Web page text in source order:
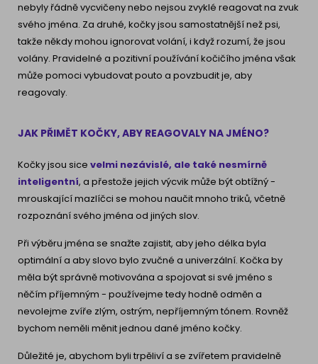
nebyly řádně vycvičeny nebo nejsou zvyklé reagovat na zvuk
svého jména. Za druhé, kočky jsou samostatnější než psi,
takže někdy mohou ignorovat volání, i když rozumí, že jsou
volány. Pravidelné a pozitivní používání kočičího jména však
může pomoci vybudovat pouto a povzbudit je, aby
reagovaly.
JAK PŘIMĚT KOČKY, ABY REAGOVALY NA JMÉNO?
Kočky jsou sice velmi nezávislé, ale také nesmírně
inteligentní, a přestože jejich výcvik může být obtížný -
mrouskající mazlíčci se mohou naučit mnoho triků, včetně
rozpoznání svého jména od jiných slov.
Při výběru jména se snažte zajistit, aby jeho délka byla
optimální a aby slovo bylo zvučné a univerzální. Kočka by
měla být správně motivována a spojovat si své jméno s
něčím příjemným - používejme tedy hodně odměn a
nevolejme zvíře zlým, ostrým, nepříjemným tónem. Rovněž
bychom neměli měnit jednou dané jméno kočky.
Důležité je, abychom byli trpěliví a se zvířetem pravidelně